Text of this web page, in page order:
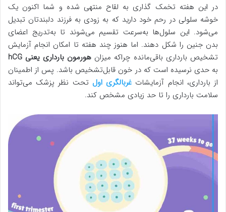
در این هفته تخمک گذاری به لقاح منتهی شده و شما اکنون یک
خوشه سلولی در رحم خود دارید که به زودی به فرزند دلبندتان تبدیل
می‌شود. این سلول‌ها به‌سرعت تقسیم می‌شوند تا به‌تدریج اعضای
بدن جنین را شکل دهند. اما هنوز چند هفته تا امکان انجام آزمایش
تشخیص بارداری باقی‌مانده چراکه میزانهورمون بارداری یعنی hCG
به حدی نرسیده است که در خون قابل‌تشخیص باشد. پس از اطمینان
از بارداری، انجام آزمایشات غربالگری اول تحت نظر پزشک می‌تواند
سلامت بارداری را تا حد زیادی مشخص کند.